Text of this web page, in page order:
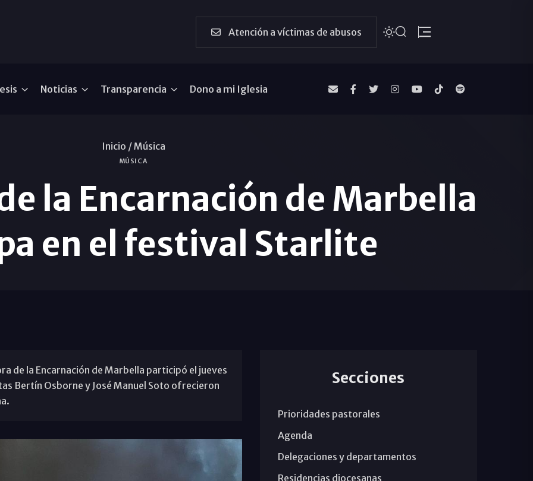
Atención a víctimas de abusos
Noticias Transparencia Dono a mi Iglesia
Inicio /Música
MÚSICA
la Encarnación de Marbella
en el festival Starlite
de la Encarnación de Marbella participó el jueves
Bertín Osborne y José Manuel Soto ofrecieron
Secciones
Prioridades pastorales
Agenda
Delegaciones y departamentos
Residencias diocesanas